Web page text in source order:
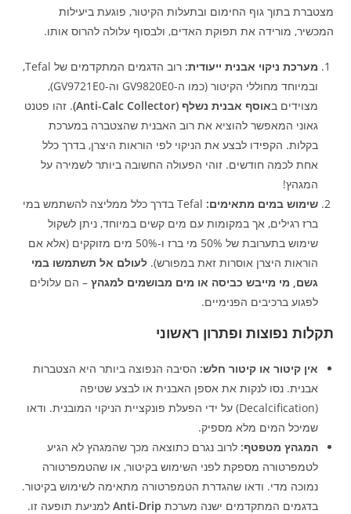
מצטברת בתוך גוף החימום ובתעלות הקיטור, פוגעת ביעילות
המכשיר, מורידה את תפוקת האדים, ולבסוף עלולה להרוס אותו.
מערכת ניקוי אבנית ייעודית:
רוב הדגמים המתקדמים של Tefal,
ובמיוחד מחוללי הקיטור (כמו ה-GV9820E0 וה-GV9721E0),
מצוידים באוסף אבנית נשלף (Anti-Calc Collector)
. זהו פטנט
גאוני המאפשר להוציא את רוב האבנית שהצטברה במערכת
בקלות. הקפידו לבצע את הניקוי לפי הוראות היצרן, בדרך כלל
אחת לכמה חודשים. זוהי הפעולה החשובה ביותר לשמירה על
המגהץ!
שימוש במים מתאימים:
Tefal בדרך כלל ממליצה להשתמש במי
ברז רגילים, אך במקומות עם מים קשים במיוחד, ניתן לשקול
שימוש בתערובת של 50% מי ברז ו-50% מים מזוקקים (אלא אם
הוראות היצרן אוסרות זאת במפורש).לעולם אל תשתמשו במי
גשם, מי מייבש כביסה או מים מבושמים למגהץ – הם עלולים
לפגוע ברכיבים הפנימיים.
תקלות נפוצות ופתרון ראשוני
אין קיטור או קיטור חלש: הסיבה הנפוצה ביותר היא הצטברות
אבנית. נסו לנקות את אספן האבנית או לבצע שטיפה
(Decalcification) על ידי הפעלת פונקציית הניקוי המובנית. ודאו
שמיכל המים מלא מספיק.
המגהץ מטפטף: לרוב נגרם כתוצאה מכך שהמגהץ לא הגיע
לטמפרטורה מספקת לפני השימוש בקיטור, או שהטמפרטורה
נמוכה מדי. ודאו שהגדרת הטמפרטורה מתאימה לשימוש בקיטור.
בדגמים המתקדמים ישנה מערכת Anti-Drip למניעת תופעה זו.